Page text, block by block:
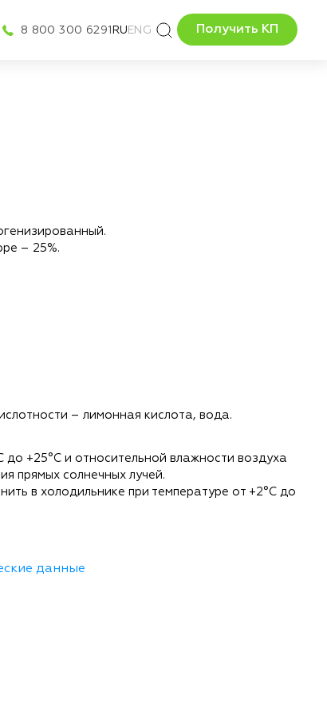
8 800 300 6291 RU ENG Получить КП
– 25%.
– лимонная кислота, вода.
до +25°С и относительной влажности воздуха
прямых солнечных лучей.
в холодильнике при температуре от +2°С до
данные
Перезвоните мне
Нажимая отправить вы соглашаетесь с
персональных данных